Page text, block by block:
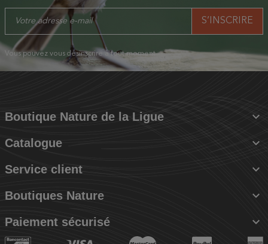
Vous pouvez vous désinscrire à tout moment.
Boutique Nature de la Ligue 
Catalogue 
Service client 
Boutiques Nature 
Paiement sécurisé 